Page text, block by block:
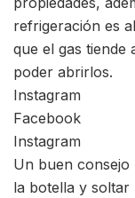
refrigeración es
que el gas
poder abrirlos.
Instagram
Facebook
Instagram
Un buen consejo
la botella y